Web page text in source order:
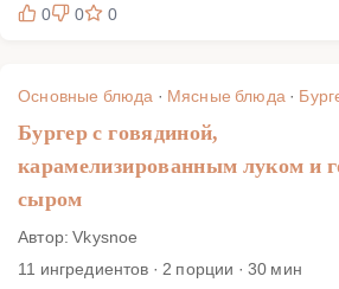
0
0 0
Основные блюда · Мясные блюда·
Бургер с говядиной,
карамелизированным луком и
сыром
Автор: Vkysnoe
11 ингредиентов · 2 порции · 30 мин